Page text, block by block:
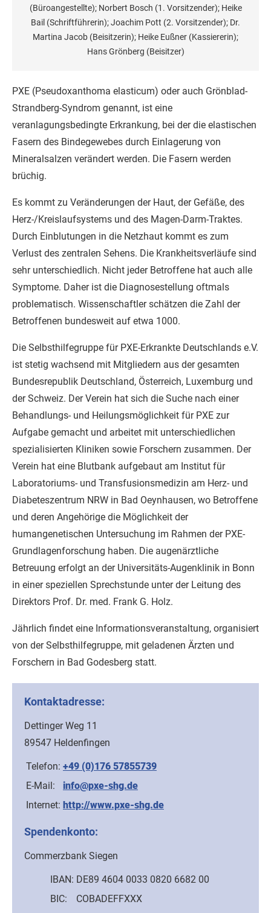
(Büroangestellte); Norbert Bosch (1. Vorsitzender); Heike
Bail (Schriftführerin); Joachim Pott (2. Vorsitzender); Dr.
Martina Jacob (Beisitzerin); Heike Eußner (Kassiererin);
Hans Grönberg (Beisitzer)
PXE (Pseudoxanthoma elasticum) oder auch Grönblad-
Strandberg-Syndrom genannt, ist eine
veranlagungsbedingte Erkrankung, bei der die elastischen
Fasern des Bindegewebes durch Einlagerung von
Mineralsalzen verändert werden. Die Fasern werden
brüchig.
Es kommt zu Veränderungen der Haut, der Gefäße, des
Herz-/Kreislaufsystems und des Magen-Darm-Traktes.
Durch Einblutungen in die Netzhaut kommt es zum
Verlust des zentralen Sehens. Die Krankheitsverläufe sind
sehr unterschiedlich. Nicht jeder Betroffene hat auch alle
Symptome. Daher ist die Diagnosestellung oftmals
problematisch. Wissenschaftler schätzen die Zahl der
Betroffenen bundesweit auf etwa 1000.
Die Selbsthilfegruppe für PXE-Erkrankte Deutschlands e.V.
ist stetig wachsend mit Mitgliedern aus der gesamten
Bundesrepublik Deutschland, Österreich, Luxemburg und
der Schweiz. Der Verein hat sich die Suche nach einer
Behandlungs- und Heilungsmöglichkeit für PXE zur
Aufgabe gemacht und arbeitet mit unterschiedlichen
spezialisierten Kliniken sowie Forschern zusammen. Der
Verein hat eine Blutbank aufgebaut am Institut für
Laboratoriums- und Transfusionsmedizin am Herz- und
Diabeteszentrum NRW in Bad Oeynhausen, wo Betroffene
und deren Angehörige die Möglichkeit der
humangenetischen Untersuchung im Rahmen der PXE-
Grundlagenforschung haben. Die augenärztliche
Betreuung erfolgt an der Universitäts-Augenklinik in Bonn
in einer speziellen Sprechstunde unter der Leitung des
Direktors Prof. Dr. med. Frank G. Holz.
Jährlich findet eine Informationsveranstaltung, organisiert
von der Selbsthilfegruppe, mit geladenen Ärzten und
Forschern in Bad Godesberg statt.
Kontaktadresse:
Dettinger Weg 11
89547 Heldenfingen
Telefon: +49 (0)176 57855739
E-Mail:
info@pxe-shg.de
Internet: http://www.pxe-shg.de
Spendenkonto:
Commerzbank Siegen
IBAN: DE89 4604 0033 0820 6682 00
BIC:
COBADEFFXXX